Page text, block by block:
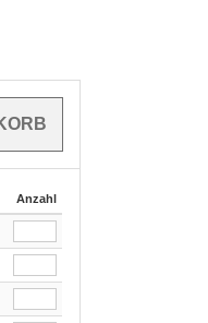
Anzahl